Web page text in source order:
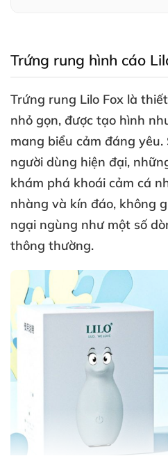
Trứng rung hình cáo
Trứng rung Lilo Fox là
nhỏ gọn, được tạo hình
mang biểu cảm đáng yêu.
người dùng hiện đại,
khám phá khoái cảm cá
nhàng và kín đáo, không
ngại ngùng như một số
thông thường.